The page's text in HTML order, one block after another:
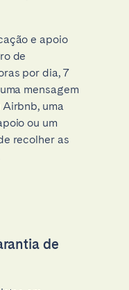
e apoio
de
por dia, 7
mensagem
uma
ou um
recolher as
de